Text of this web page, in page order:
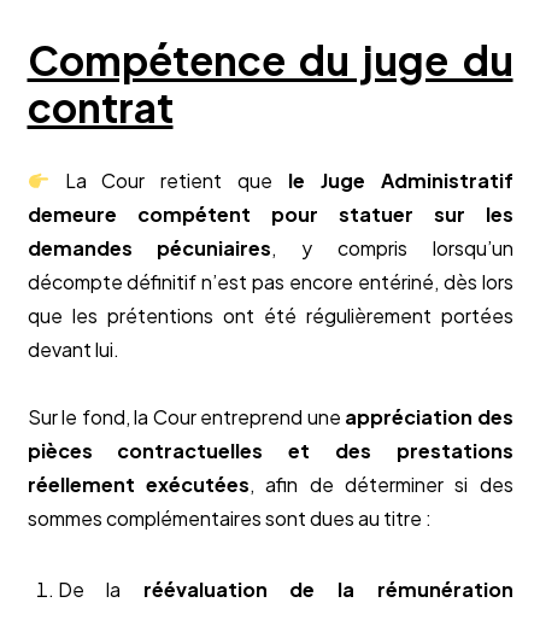
Compétence du juge du
contrat
La Cour retient que le Juge Administratif
demeure compétent pour statuer sur les
demandes pécuniaires, y compris lorsqu’un
décompte définitif n’est pas encore entériné, dès lors
que les prétentions ont été régulièrement portées
devant lui.
Sur le fond, la Cour entreprend une appréciation des
pièces contractuelles et des prestations
réellement exécutées, afin de déterminer si des
sommes complémentaires sont dues au titre :
De la réévaluation de la rémunération